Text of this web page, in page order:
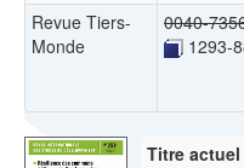
Revue Tiers-
Monde
0040-
1293-
Titre actuel